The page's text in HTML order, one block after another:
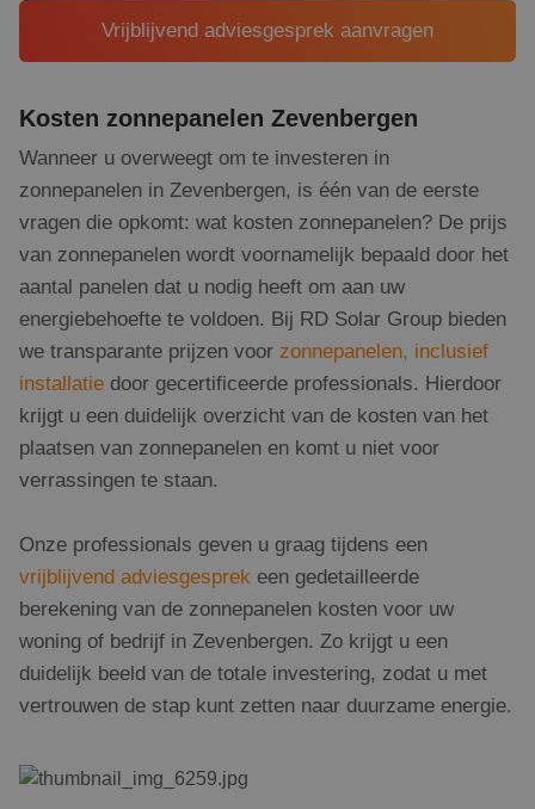
Vrijblijvend adviesgesprek aanvragen
Kosten zonnepanelen Zevenbergen
Wanneer u overweegt om te investeren in
zonnepanelen in Zevenbergen, is één van de eerste
vragen die opkomt: wat kosten zonnepanelen? De prijs
van zonnepanelen wordt voornamelijk bepaald door het
aantal panelen dat u nodig heeft om aan uw
energiebehoefte te voldoen. Bij RD Solar Group bieden
we transparante prijzen voor zonnepanelen, inclusief
installatie door gecertificeerde professionals. Hierdoor
krijgt u een duidelijk overzicht van de kosten van het
plaatsen van zonnepanelen en komt u niet voor
verrassingen te staan.
Onze professionals geven u graag tijdens een
vrijblijvend adviesgesprek een gedetailleerde
berekening van de zonnepanelen kosten voor uw
woning of bedrijf in Zevenbergen. Zo krijgt u een
duidelijk beeld van de totale investering, zodat u met
vertrouwen de stap kunt zetten naar duurzame energie.